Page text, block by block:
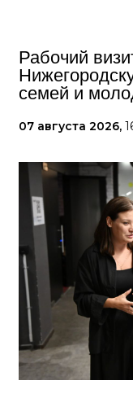
Рабочий
семей и
07 августа 2026,